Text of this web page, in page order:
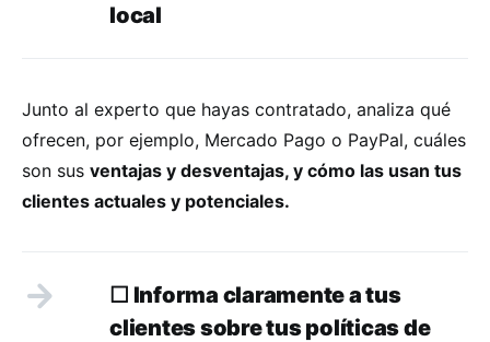
local
Junto al experto que hayas contratado, analiza qué
ofrecen, por ejemplo, Mercado Pago o PayPal, cuáles
son sus ventajas y desventajas, y cómo las usan tus
clientes actuales y potenciales.
☐ Informa claramente a tus
clientes sobre tus políticas de